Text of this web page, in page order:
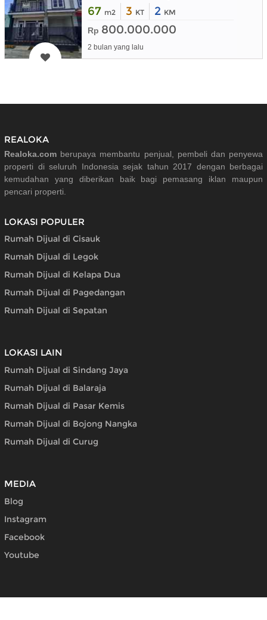
67 m2 3 KT 2 KM
Rp 800.000.000
2 bulan yang lalu
REALOKA
Realoka.com berupaya membantu penjual, pembeli dan penyewa
properti di seluruh Indonesia sejak tahun 2017 dengan berbagai
kemudahan yang diberikan baik bagi pemasang iklan maupun
pencari properti.
LOKASI POPULER
Rumah Dijual di Cisauk
Rumah Dijual di Legok
Rumah Dijual di Kelapa Dua
Rumah Dijual di Pagedangan
Rumah Dijual di Sepatan
LOKASI LAIN
Rumah Dijual di Sindang Jaya
Rumah Dijual di Balaraja
Rumah Dijual di Pasar Kemis
Rumah Dijual di Bojong Nangka
Rumah Dijual di Curug
MEDIA
Blog
Instagram
Facebook
Youtube